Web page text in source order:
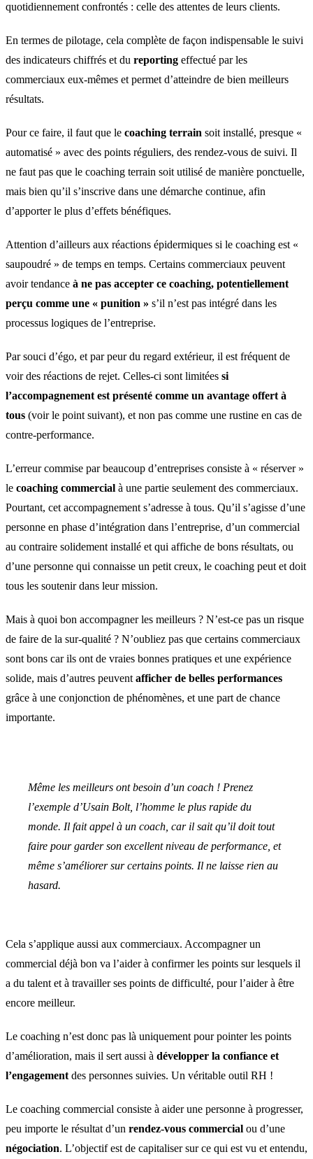
quotidiennement confrontés : celle des attentes de leurs clients.
En termes de pilotage, cela complète de façon indispensable le suivi
des indicateurs chiffrés et du reporting effectué par les
commerciaux eux-mêmes et permet d’atteindre de bien meilleurs
résultats.
Pour ce faire, il faut que le coaching terrain soit installé, presque «
automatisé » avec des points réguliers, des rendez-vous de suivi. Il
ne faut pas que le coaching terrain soit utilisé de manière ponctuelle,
mais bien qu’il s’inscrive dans une démarche continue, afin
d’apporter le plus d’effets bénéfiques.
Attention d’ailleurs aux réactions épidermiques si le coaching est «
saupoudré » de temps en temps. Certains commerciaux peuvent
avoir tendance à ne pas accepter ce coaching, potentiellement
perçu comme une « punition » s’il n’est pas intégré dans les
processus logiques de l’entreprise.
Par souci d’égo, et par peur du regard extérieur, il est fréquent de
voir des réactions de rejet. Celles-ci sont limitées si
l’accompagnement est présenté comme un avantage offert à
tous (voir le point suivant), et non pas comme une rustine en cas de
contre-performance.
L’erreur commise par beaucoup d’entreprises consiste à « réserver »
le coaching commercial à une partie seulement des commerciaux.
Pourtant, cet accompagnement s’adresse à tous. Qu’il s’agisse d’une
personne en phase d’intégration dans l’entreprise, d’un commercial
au contraire solidement installé et qui affiche de bons résultats, ou
d’une personne qui connaisse un petit creux, le coaching peut et doit
tous les soutenir dans leur mission.
Mais à quoi bon accompagner les meilleurs ? N’est-ce pas un risque
de faire de la sur-qualité ? N’oubliez pas que certains commerciaux
sont bons car ils ont de vraies bonnes pratiques et une expérience
solide, mais d’autres peuvent afficher de belles performances
grâce à une conjonction de phénomènes, et une part de chance
importante.
Même les meilleurs ont besoin d’un coach ! Prenez
l’exemple d’Usain Bolt, l’homme le plus rapide du
monde. Il fait appel à un coach, car il sait qu’il doit tout
faire pour garder son excellent niveau de performance, et
même s’améliorer sur certains points. Il ne laisse rien au
hasard.
Cela s’applique aussi aux commerciaux. Accompagner un
commercial déjà bon va l’aider à confirmer les points sur lesquels il
a du talent et à travailler ses points de difficulté, pour l’aider à être
encore meilleur.
Le coaching n’est donc pas là uniquement pour pointer les points
d’amélioration, mais il sert aussi à développer la confiance et
l’engagement des personnes suivies. Un véritable outil RH !
Le coaching commercial consiste à aider une personne à progresser,
peu importe le résultat d’un rendez-vous commercial ou d’une
négociation. L’objectif est de capitaliser sur ce qui est vu et entendu,